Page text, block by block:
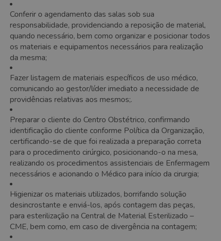
Conferir o agendamento das salas sob sua
responsabilidade, providenciando a reposição de material,
quando necessário, bem como organizar e posicionar todos
os materiais e equipamentos necessários para realização
da mesma;
Fazer listagem de materiais específicos de uso médico,
comunicando ao gestor/líder imediato a necessidade de
providências relativas aos mesmos;.
Preparar o cliente do Centro Obstétrico, confirmando
identificação do cliente conforme Política da Organização,
certificando-se de que foi realizada a preparação correta
para o procedimento cirúrgico, posicionando-o na mesa,
realizando os procedimentos assistenciais de Enfermagem
necessários e acionando o Médico para início da cirurgia;
Higienizar os materiais utilizados, borrifando solução
desincrostante e enviá-los, após contagem das peças,
para esterilização na Central de Material Esterilizado –
CME, bem como, em caso de divergência na contagem;